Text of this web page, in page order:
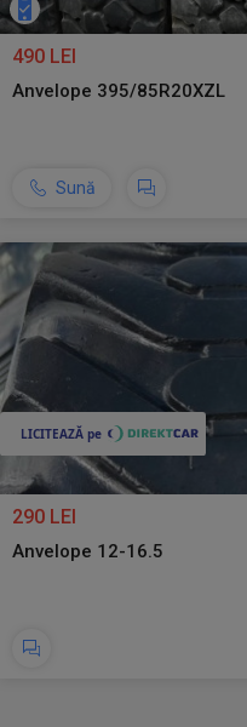
490 LEI
Anvelope 395/85R20XZL
Sună
290 LEI
Anvelope 12-16.5